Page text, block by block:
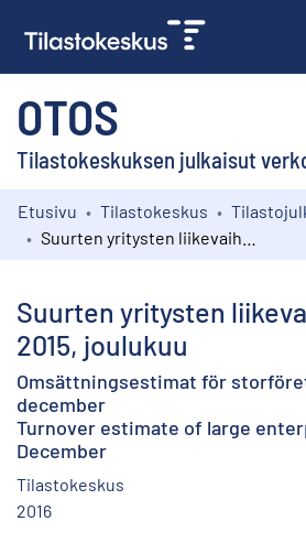
OTOS
Tilastokeskuksen julkaisut
Kokoelmat
Etusivu Tilastokeskus
Suurten yritysten
2015, joulukuu
Omsättningsestimat för
december
Turnover estimate of large
December
Tilastokeskus
2016